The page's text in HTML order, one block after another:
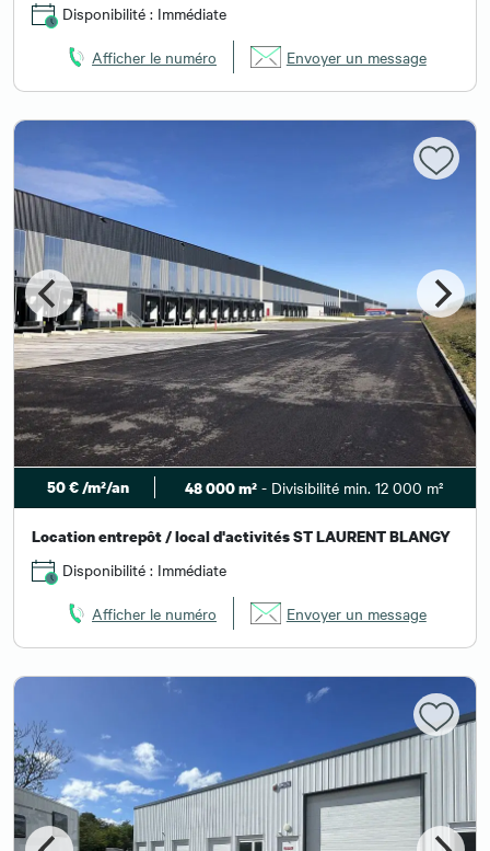
Disponibilité : Immédiate
Afficher le numéro Envoyer un message
50 € /m²/an 48 000 m²- Divisibilité min. 12 000 m²
Location entrepôt / local d'activités ST LAURENT BLANGY
Disponibilité : Immédiate
Afficher le numéro Envoyer un message